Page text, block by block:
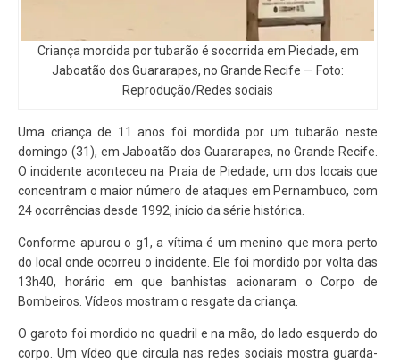
Criança mordida por tubarão é socorrida em Piedade, em
Jaboatão dos Guararapes, no Grande Recife — Foto:
Reprodução/Redes sociais
Uma criança de 11 anos foi mordida por um tubarão neste
domingo (31), em Jaboatão dos Guararapes, no Grande Recife.
O incidente aconteceu na Praia de Piedade, um dos locais que
concentram o maior número de ataques em Pernambuco, com
24 ocorrências desde 1992, início da série histórica.
Conforme apurou o g1, a vítima é um menino que mora perto
do local onde ocorreu o incidente. Ele foi mordido por volta das
13h40, horário em que banhistas acionaram o Corpo de
Bombeiros. Vídeos mostram o resgate da criança.
O garoto foi mordido no quadril e na mão, do lado esquerdo do
corpo. Um vídeo que circula nas redes sociais mostra guarda-